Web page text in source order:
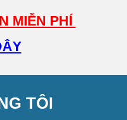
MIỄN PHÍ
TÔI